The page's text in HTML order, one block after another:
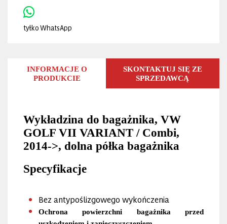
tyłko WhatsApp
INFORMACJE O
PRODUKCIE
SKONTAKTUJ SIĘ ZE
SPRZEDAWCĄ
Wykładzina do bagażnika, VW
GOLF VII VARIANT / Combi,
2014->, dolna półka bagażnika
Specyfikacje
Bez antypoślizgowego wykończenia
Ochrona powierzchni bagażnika przed